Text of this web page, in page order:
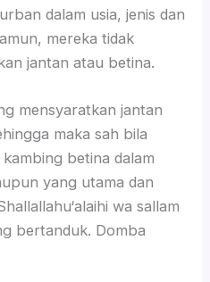
dalam usia, jenis dan
mereka tidak
jantan atau betina.
mensyaratkan jantan
maka sah bila
betina dalam
yang utama dan
wa sallam
bertanduk. Domba